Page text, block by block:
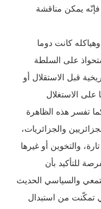
يمكن مناقشة
كانت دوما
على السلطة
قبل الاستقلال أو
على الاستغلال
تفسر هذه الظاهرة
والجزائريات،
والتخوين أو غيرها
للتأكيد بأن
والسياسي الحديث
تمكّنت من استبدال